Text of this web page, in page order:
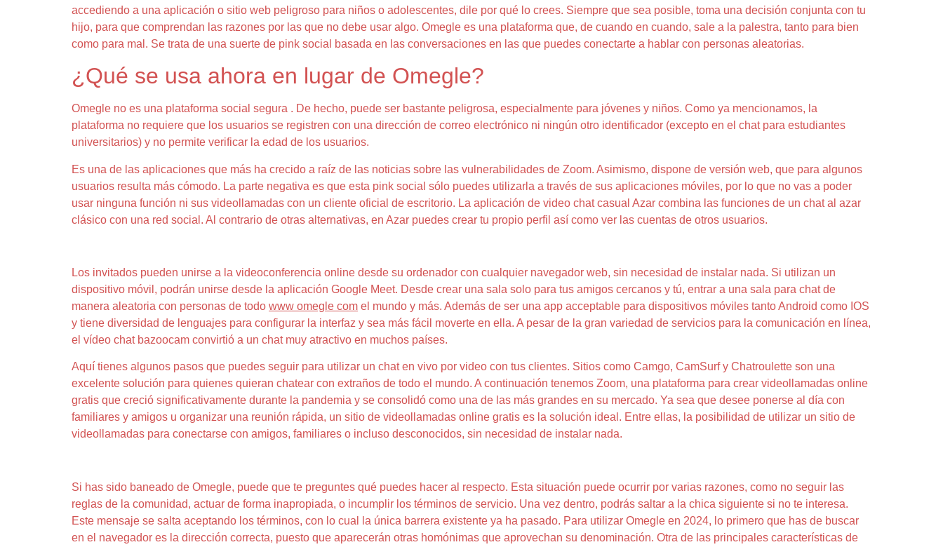
accediendo a una aplicación o sitio web peligroso para niños o adolescentes, dile por qué lo crees. Siempre que sea posible, toma una decisión conjunta con tu
hijo, para que comprendan las razones por las que no debe usar algo. Omegle es una plataforma que, de cuando en cuando, sale a la palestra, tanto para bien
como para mal. Se trata de una suerte de pink social basada en las conversaciones en las que puedes conectarte a hablar con personas aleatorias.
¿Qué se usa ahora en lugar de Omegle?
Omegle no es una plataforma social segura . De hecho, puede ser bastante peligrosa, especialmente para jóvenes y niños. Como ya mencionamos, la
plataforma no requiere que los usuarios se registren con una dirección de correo electrónico ni ningún otro identificador (excepto en el chat para estudiantes
universitarios) y no permite verificar la edad de los usuarios.
Es una de las aplicaciones que más ha crecido a raíz de las noticias sobre las vulnerabilidades de Zoom. Asimismo, dispone de versión web, que para algunos
usuarios resulta más cómodo. La parte negativa es que esta pink social sólo puedes utilizarla a través de sus aplicaciones móviles, por lo que no vas a poder
usar ninguna función ni sus videollamadas con un cliente oficial de escritorio. La aplicación de video chat casual Azar combina las funciones de un chat al azar
clásico con una red social. Al contrario de otras alternativas, en Azar puedes crear tu propio perfil así como ver las cuentas de otros usuarios.
Los invitados pueden unirse a la videoconferencia online desde su ordenador con cualquier navegador web, sin necesidad de instalar nada. Si utilizan un
dispositivo móvil, podrán unirse desde la aplicación Google Meet. Desde crear una sala solo para tus amigos cercanos y tú, entrar a una sala para chat de
manera aleatoria con personas de todo www omegle com el mundo y más. Además de ser una app acceptable para dispositivos móviles tanto Android como IOS
y tiene diversidad de lenguajes para configurar la interfaz y sea más fácil moverte en ella. A pesar de la gran variedad de servicios para la comunicación en línea,
el vídeo chat bazoocam convirtió a un chat muy atractivo en muchos países.
Aquí tienes algunos pasos que puedes seguir para utilizar un chat en vivo por video con tus clientes. Sitios como Camgo, CamSurf y Chatroulette son una
excelente solución para quienes quieran chatear con extraños de todo el mundo. A continuación tenemos Zoom, una plataforma para crear videollamadas online
gratis que creció significativamente durante la pandemia y se consolidó como una de las más grandes en su mercado. Ya sea que desee ponerse al día con
familiares y amigos u organizar una reunión rápida, un sitio de videollamadas online gratis es la solución ideal. Entre ellas, la posibilidad de utilizar un sitio de
videollamadas para conectarse con amigos, familiares o incluso desconocidos, sin necesidad de instalar nada.
Si has sido baneado de Omegle, puede que te preguntes qué puedes hacer al respecto. Esta situación puede ocurrir por varias razones, como no seguir las
reglas de la comunidad, actuar de forma inapropiada, o incumplir los términos de servicio. Una vez dentro, podrás saltar a la chica siguiente si no te interesa.
Este mensaje se salta aceptando los términos, con lo cual la única barrera existente ya ha pasado. Para utilizar Omegle en 2024, lo primero que has de buscar
en el navegador es la dirección correcta, puesto que aparecerán otras homónimas que aprovechan su denominación. Otra de las principales características de